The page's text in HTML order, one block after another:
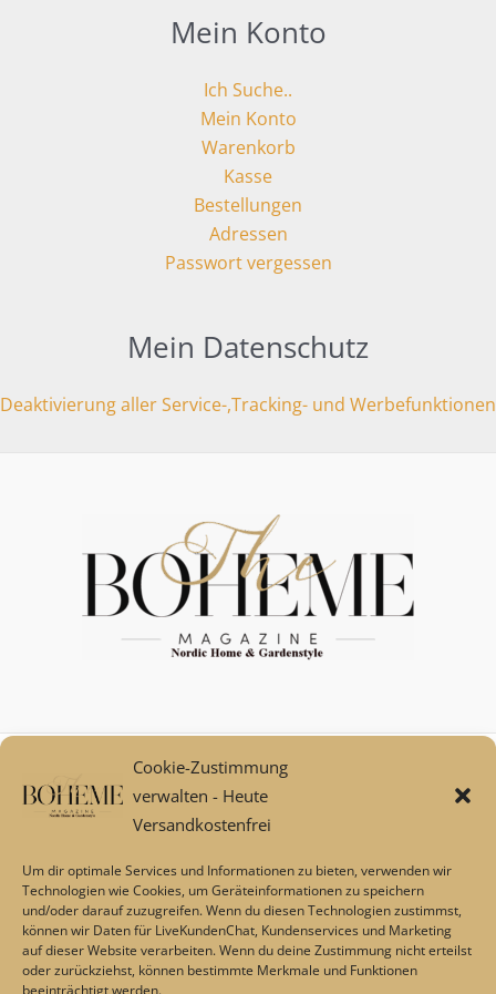
Cookie-Zustimmung
verwalten - Heute
Versandkostenfrei
Um dir optimale Services und Informationen zu bieten, verwenden wir
Technologien wie Cookies, um Geräteinformationen zu speichern
und/oder darauf zuzugreifen. Wenn du diesen Technologien zustimmst,
können wir Daten für LiveKundenChat, Kundenservices und Marketing
auf dieser Website verarbeiten. Wenn du deine Zustimmung nicht erteilst
oder zurückziehst, können bestimmte Merkmale und Funktionen
beeinträchtigt werden.
Mein Konto
Ich Suche..
Mein Konto
Warenkorb
Kasse
Bestellungen
Adressen
Passwort vergessen
Mein Datenschutz
Deaktivierung aller Service-,Tracking- und Werbefunktionen
Mein Konto
Zahlungsarten
Versand und Retoure****
AGB
Impressum
Datenschutz
Über uns